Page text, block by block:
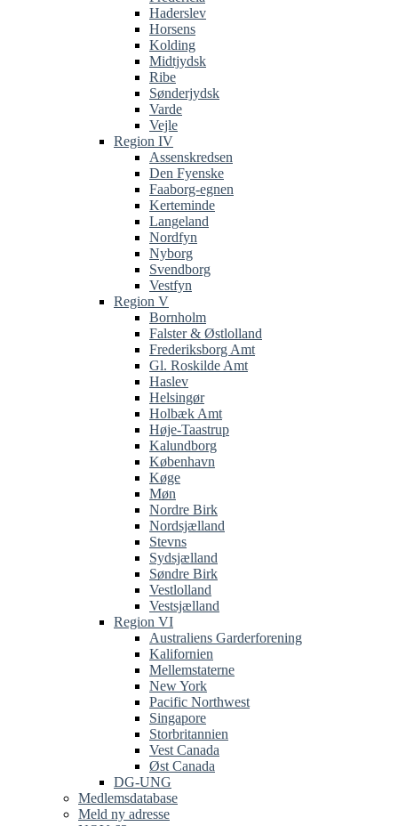
Haderslev
Horsens
Kolding
Midtjydsk
Ribe
Sønderjydsk
Varde
Vejle
Region IV
Assenskredsen
Den Fyenske
Faaborg-egnen
Kerteminde
Langeland
Nordfyn
Nyborg
Svendborg
Vestfyn
Region V
Bornholm
Falster & Østlolland
Frederiksborg Amt
Gl. Roskilde Amt
Haslev
Helsingør
Holbæk Amt
Høje-Taastrup
Kalundborg
København
Køge
Møn
Nordre Birk
Nordsjælland
Stevns
Sydsjælland
Søndre Birk
Vestlolland
Vestsjælland
Region VI
Australiens Garderforening
Kalifornien
Mellemstaterne
New York
Pacific Northwest
Singapore
Storbritannien
Vest Canada
Øst Canada
DG-UNG
Medlemsdatabase
Meld ny adresse